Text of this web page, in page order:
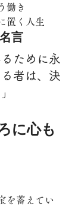
働き
置く人生
言
ために永
者は、決
に心も
を蓄えてい